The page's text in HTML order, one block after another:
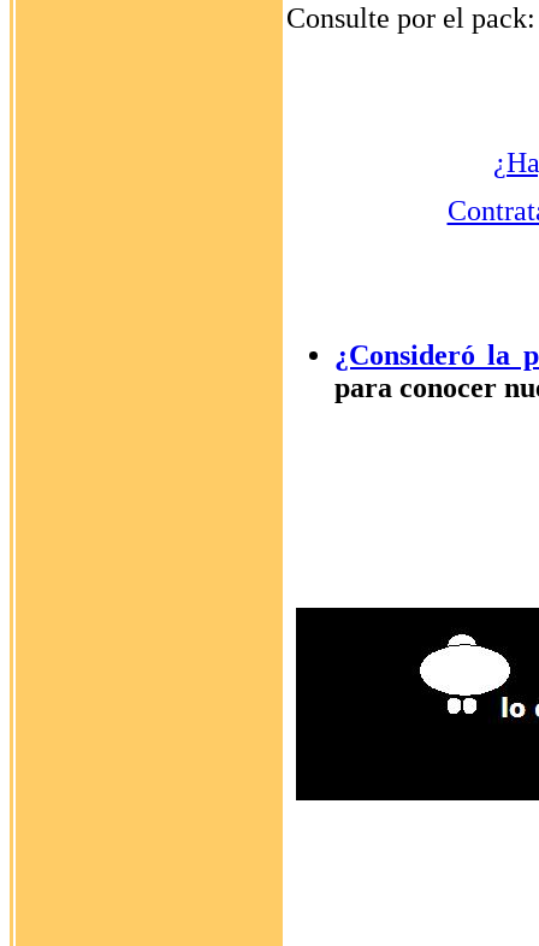
Consulte por el
¿Consideró la
para conocer